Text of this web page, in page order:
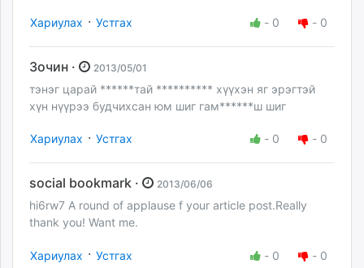
Хариулах · Устгах - 0 - 0
Зочин · 2013/05/01
тэнэг царай ******тай ********** хүүхэн яг эрэгтэй
хүн нүүрээ будчихсан юм шиг гам******ш шиг
Хариулах · Устгах - 0 - 0
social bookmark · 2013/06/06
hi6rw7 A round of applause f your article post.Really
thank you! Want me.
Хариулах · Устгах - 0 - 0